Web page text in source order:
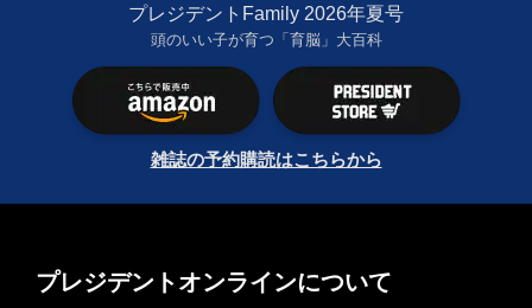
プレジデントFamily 2026年夏号
頭のいい子が育つ「育脳」大百科
雑誌の予約購読はこちらから
プレジデントオンラインについて